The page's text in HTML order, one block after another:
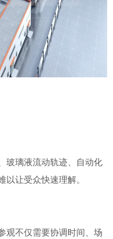
玻璃液流动轨迹、自动化
让受众快速理解。
观不仅需要协调时间、场